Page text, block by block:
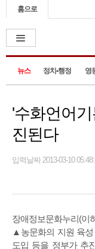
홈으로
뉴스 정치•행정 영
'수화언어
진된다
입력날짜 2013-03-10
장애정보문화누리(이
▲농문화의 지원 육
도입 등을 정부가 추